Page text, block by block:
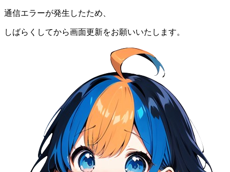
通信エラーが発生したため、
しばらくしてから画面更新をお願いいたします。